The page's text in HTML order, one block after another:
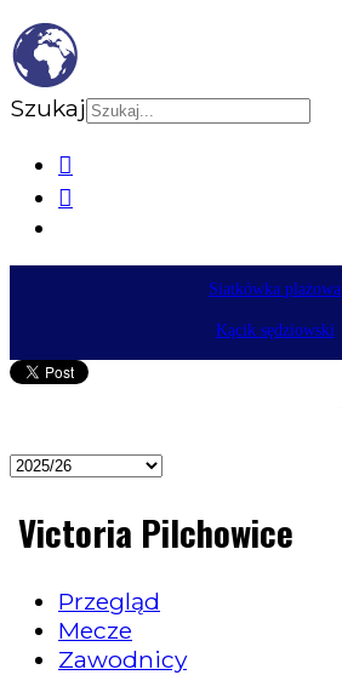
Szukaj
Siatkówka plażowa
Kącik sędziowski
Victoria Pilchowice
Przegląd
Mecze
Zawodnicy